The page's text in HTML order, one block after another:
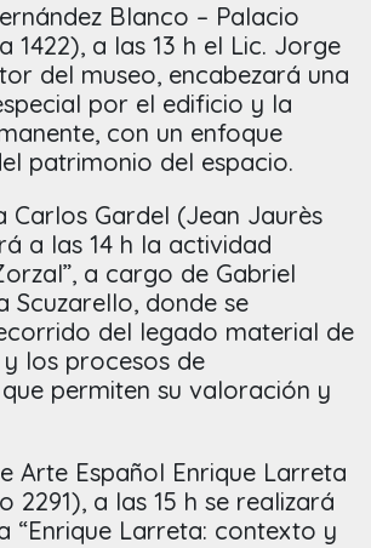
Blanco – Palacio
1422), a las 13 h el Lic. Jorge
del museo, encabezará una
por el edificio y la
con un enfoque
patrimonio del espacio.
Carlos Gardel (Jean Jaurès
a las 14 h la actividad
a cargo de Gabriel
Scuzarello, donde se
del legado material de
los procesos de
permiten su valoración y
Arte Español Enrique Larreta
2291), a las 15 h se realizará
“Enrique Larreta: contexto y